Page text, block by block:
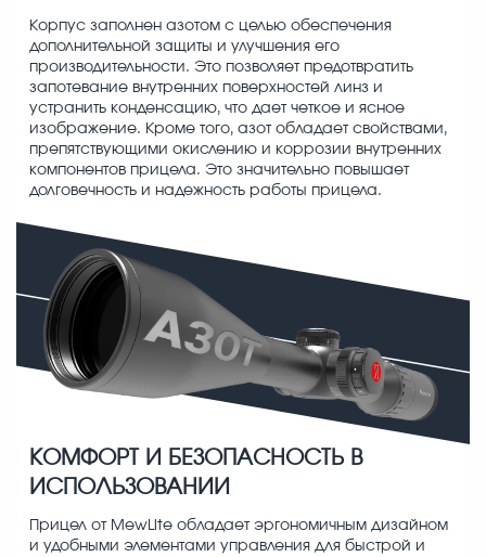
Корпус заполнен азотом с целью обеспечения
дополнительной защиты и улучшения его
производительности. Это позволяет предотвратить
запотевание внутренних поверхностей линз и
устранить конденсацию, что дает четкое и ясное
изображение. Кроме того, азот обладает свойствами,
препятствующими окислению и коррозии внутренних
компонентов прицела. Это значительно повышает
долговечность и надежность работы прицела.
КОМФОРТ И БЕЗОПАСНОСТЬ В
ИСПОЛЬЗОВАНИИ
Прицел от MewLite обладает эргономичным дизайном
и удобными элементами управления для быстрой и